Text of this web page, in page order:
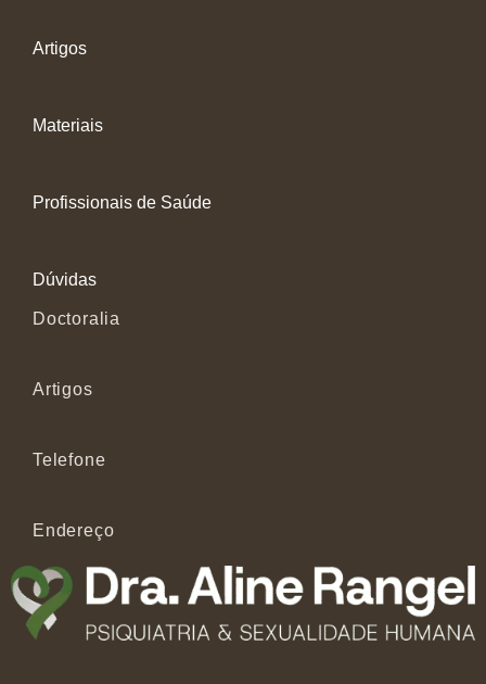
Artigos
Materiais
Profissionais de Saúde
Dúvidas
Doctoralia
Artigos
Telefone
Endereço